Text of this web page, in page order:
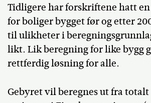
Tidligere har forskriftene hatt
for boliger bygget før og etter
til ulikheter i
likt. Lik beregning for like bygg
rettferdig løsning for alle.
Gebyret vil beregnes ut fra